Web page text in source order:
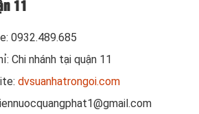
11
0932.489.685
Chi nhánh tại quận 11
dvsuanhatrongoi.com